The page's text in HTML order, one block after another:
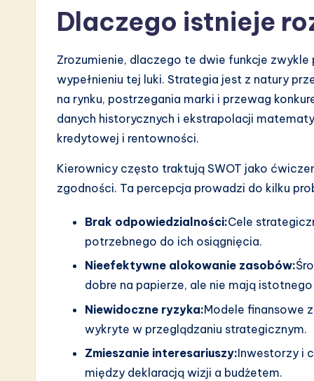
Dlaczego istnieje
Zrozumienie, dlaczego te dwie funkcje
wypełnieniu tej luki. Strategia jest z natury
na rynku, postrzegania marki i przewag
danych historycznych i ekstrapolacji
kredytowej i rentowności.
Kierownicy często traktują SWOT jako
zgodności. Ta percepcja prowadzi do kilku
Brak odpowiedzialności:Cele
potrzebnego do ich osiągnięcia.
Nieefektywne alokowanie zasobów:
dobre na papierze, ale nie mają
Niewidoczne ryzyka:Modele finansowe
wykryte w przeglądzaniu strategicznym.
Zmieszanie interesariuszy:Inwestorzy i
między deklaracją wizji a budżetem.